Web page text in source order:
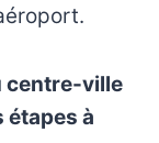
centre-ville
étapes à